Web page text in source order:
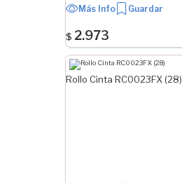
Más Info Guardar
$ 2.973
Rollo Cinta RC0023FX (28)